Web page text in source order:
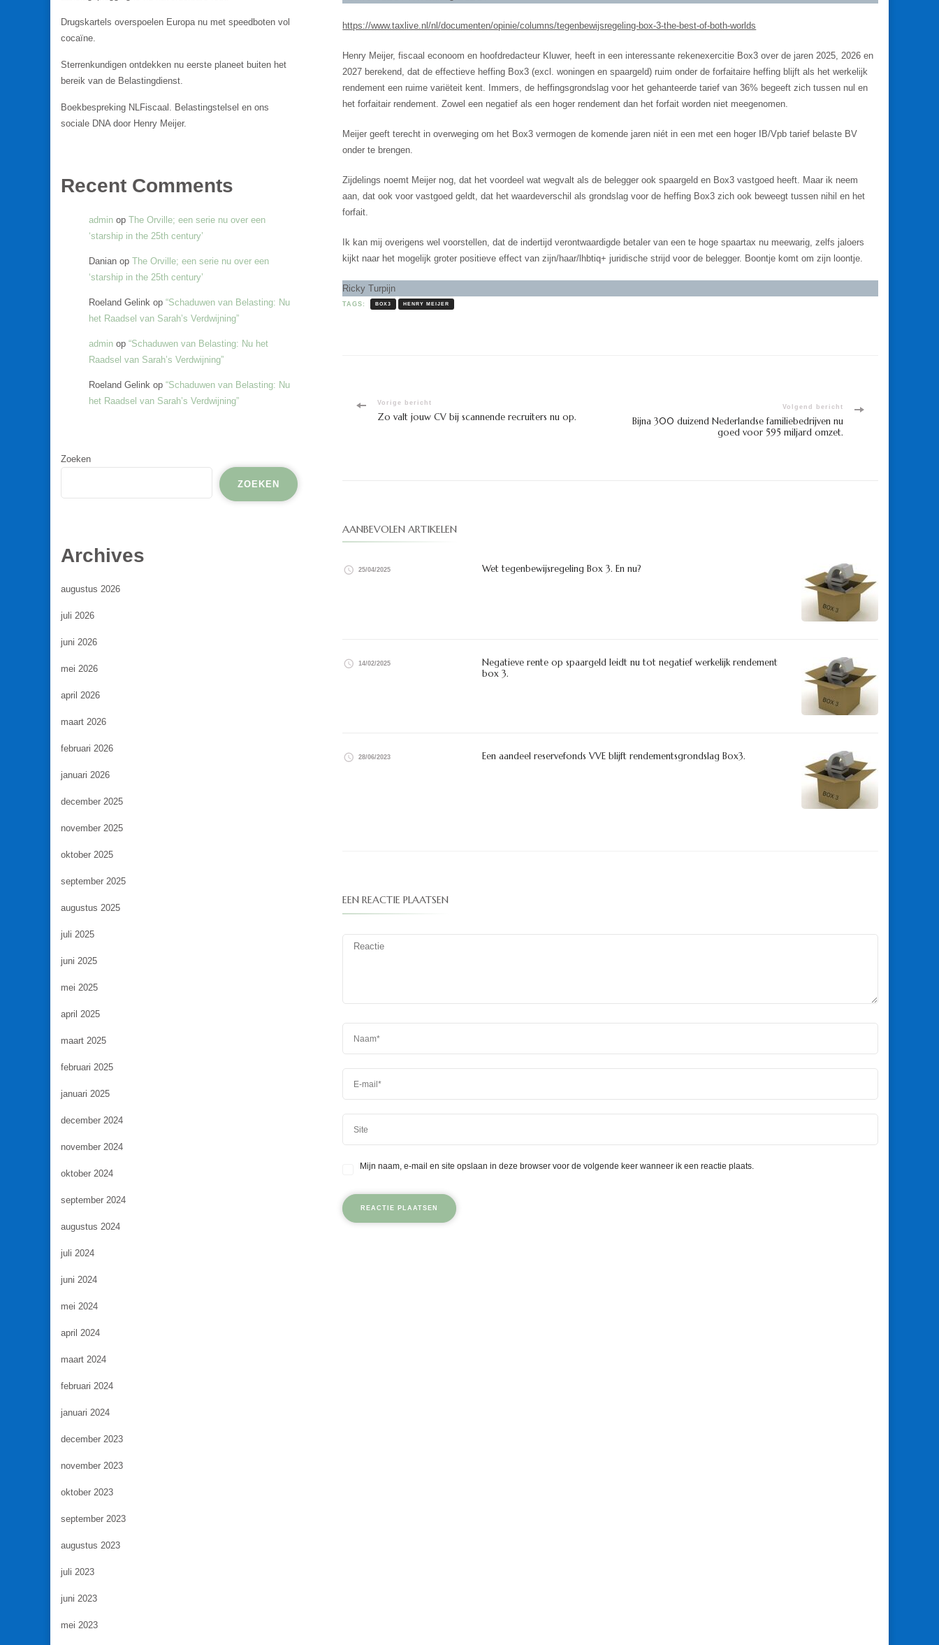
https://www.taxlive.nl/nl/documenten/opinie/columns/tegenbewijsregeling-box-3-the-best-of-both-worlds
Henry Meijer, fiscaal econoom en hoofdredacteur Kluwer, heeft in een interessante rekenexercitie Box3 over de jaren 2025, 2026 en
2027 berekend, dat de effectieve heffing Box3 (excl. woningen en spaargeld) ruim onder de forfaitaire heffing blijft als het werkelijk
rendement een ruime variëteit kent. Immers, de heffingsgrondslag voor het gehanteerde tarief van 36% begeeft zich tussen nul en
het forfaitair rendement. Zowel een negatief als een hoger rendement dan het forfait worden niet meegenomen.
Meijer geeft terecht in overweging om het Box3 vermogen de komende jaren niét in een met een hoger IB/Vpb tarief belaste BV
onder te brengen.
Zijdelings noemt Meijer nog, dat het voordeel wat wegvalt als de belegger ook spaargeld en Box3 vastgoed heeft. Maar ik neem
aan, dat ook voor vastgoed geldt, dat het waardeverschil als grondslag voor de heffing Box3 zich ook beweegt tussen nihil en het
forfait.
Ik kan mij overigens wel voorstellen, dat de indertijd verontwaardigde betaler van een te hoge spaartax nu meewarig, zelfs jaloers
kijkt naar het mogelijk groter positieve effect van zijn/haar/lhbtiq+ juridische strijd voor de belegger. Boontje komt om zijn loontje.
Ricky Turpijn
TAGS: BOX3 HENRY MEIJER
Bericht
Vorige bericht
Zo valt jouw CV bij scannende recruiters nu op.
Volgend bericht
Bijna 300 duizend Nederlandse familiebedrijven nu
goed voor 595 miljard omzet.
AANBEVOLEN ARTIKELEN
25/04/2025 Wet tegenbewijsregeling Box 3. En nu?
14/02/2025
Negatieve rente op spaargeld leidt nu tot negatief werkelijk rendement
box 3.
28/06/2023 Een aandeel reservefonds VVE blijft rendementsgrondslag Box3.
EEN REACTIE PLAATSEN
Mijn naam, e-mail en site opslaan in deze browser voor de volgende keer wanneer ik een reactie plaats.
Drugskartels overspoelen Europa nu met speedboten vol
cocaïne.
Sterrenkundigen ontdekken nu eerste planeet buiten het
bereik van de Belastingdienst.
Boekbespreking NLFiscaal. Belastingstelsel en ons
sociale DNA door Henry Meijer.
Recent Comments
admin op The Orville; een serie nu over een
‘starship in the 25th century’
Danian op The Orville; een serie nu over een
‘starship in the 25th century’
Roeland Gelink op “Schaduwen van Belasting: Nu
het Raadsel van Sarah’s Verdwijning”
admin op “Schaduwen van Belasting: Nu het
Raadsel van Sarah’s Verdwijning”
Roeland Gelink op “Schaduwen van Belasting: Nu
het Raadsel van Sarah’s Verdwijning”
Zoeken
ZOEKEN
Archives
augustus 2026
juli 2026
juni 2026
mei 2026
april 2026
maart 2026
februari 2026
januari 2026
december 2025
november 2025
oktober 2025
september 2025
augustus 2025
juli 2025
juni 2025
mei 2025
april 2025
maart 2025
februari 2025
januari 2025
december 2024
november 2024
oktober 2024
september 2024
augustus 2024
juli 2024
juni 2024
mei 2024
april 2024
maart 2024
februari 2024
januari 2024
december 2023
november 2023
oktober 2023
september 2023
augustus 2023
juli 2023
juni 2023
mei 2023